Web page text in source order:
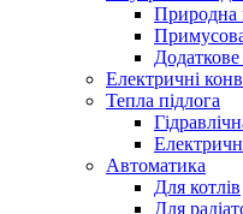
Природна
Електричні
Тепла підлога
Автоматика
Для котлів
Для